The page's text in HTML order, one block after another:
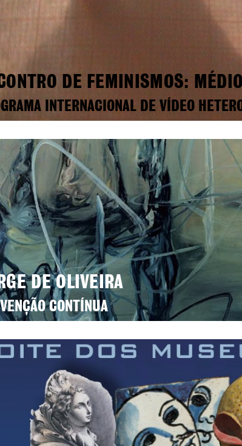
DE FEMINISMOS:
INTERNACIONAL DE VÍDEO
DE OLIVEIRA
CONTÍNUA